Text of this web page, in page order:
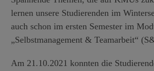
lernen unsere Studierenden im
auch schon im ersten Semester im
„Selbstmanagement & Teamarbeit“
Am 21.10.2021 konnten die